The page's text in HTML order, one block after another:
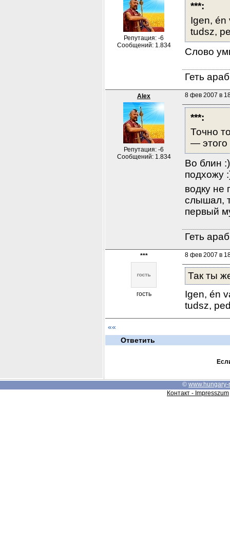
Репутация: -6
Сообщений: 1.834
***:
Igen, én
tudsz,
Слово
Геть
Alex
Репутация: -6
Сообщений: 1.834
8 фев 2007 в
***:
Точно
— этого
Во блин
подхожу
водку не
слышал,
первый
Геть
***
гость
8 фев 2007 в
Так ты
Igen, én
tudsz,
««
Ответить
© www.hungary-
Контакт - Impresszum